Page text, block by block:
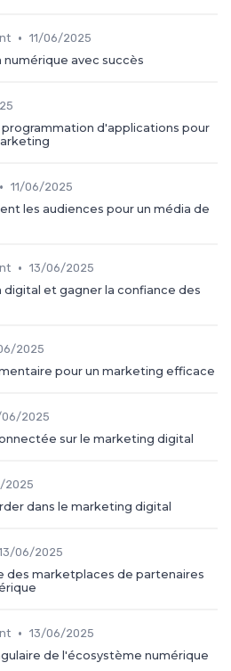
• 11/06/2025
avec succès
d'applications pour
• 11/06/2025
les audiences pour un média de
• 13/06/2025
et gagner la confiance des
2025
pour un marketing efficace
06/2025
sur le marketing digital
2025
dans le marketing digital
06/2025
des marketplaces de partenaires
• 13/06/2025
de l'écosystème numérique